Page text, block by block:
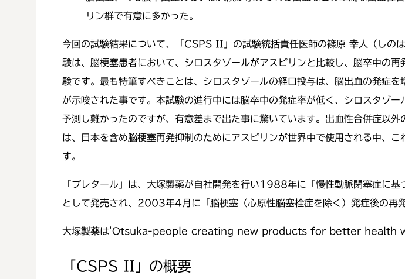
リン群で有意に多かった。
今回の試験結果について、「CSPS II」の試験統括責任医師の篠原 幸人（し
験は、脳梗塞患者において、シロスタゾールがアスピリンと比較し、脳卒中の
験です。最も特筆すべきことは、シロスタゾールの経口投与は、脳出血の発症
が示唆された事です。本試験の進行中には脳卒中の発症率が低く、シロスタゾ
予測し難かったのですが、有意差まで出た事に驚いています。出血性合併症以
は、日本を含め脳梗塞再発抑制のためにアスピリンが世界中で使用される中、
す。
「プレタール」は、大塚製薬が自社開発を行い1988年に「慢性動脈閉塞症に
として発売され、2003年4月に「脳梗塞（心原性脳塞栓症を除く）発症後の再
大塚製薬は'Otsuka-people creating new products for better health
「CSPS II」の概要